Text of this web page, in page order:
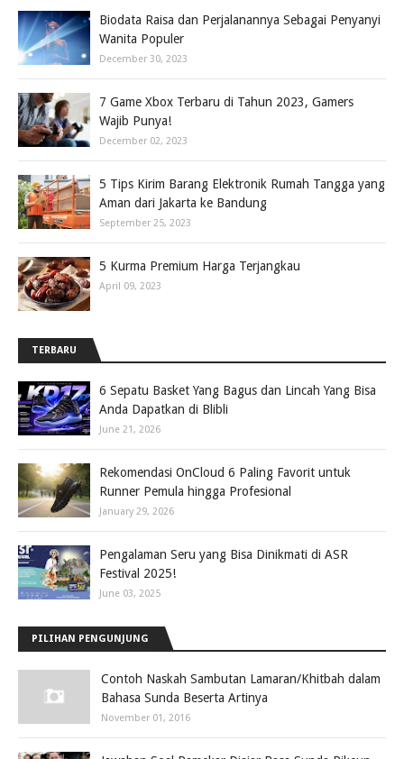
Biodata Raisa dan Perjalanannya Sebagai Penyanyi
Wanita Populer
December 30, 2023
7 Game Xbox Terbaru di Tahun 2023, Gamers
Wajib Punya!
December 02, 2023
5 Tips Kirim Barang Elektronik Rumah Tangga yang
Aman dari Jakarta ke Bandung
September 25, 2023
5 Kurma Premium Harga Terjangkau
April 09, 2023
TERBARU
6 Sepatu Basket Yang Bagus dan Lincah Yang Bisa
Anda Dapatkan di Blibli
June 21, 2026
Rekomendasi OnCloud 6 Paling Favorit untuk
Runner Pemula hingga Profesional
January 29, 2026
Pengalaman Seru yang Bisa Dinikmati di ASR
Festival 2025!
June 03, 2025
PILIHAN PENGUNJUNG
Contoh Naskah Sambutan Lamaran/Khitbah dalam
Bahasa Sunda Beserta Artinya
November 01, 2016